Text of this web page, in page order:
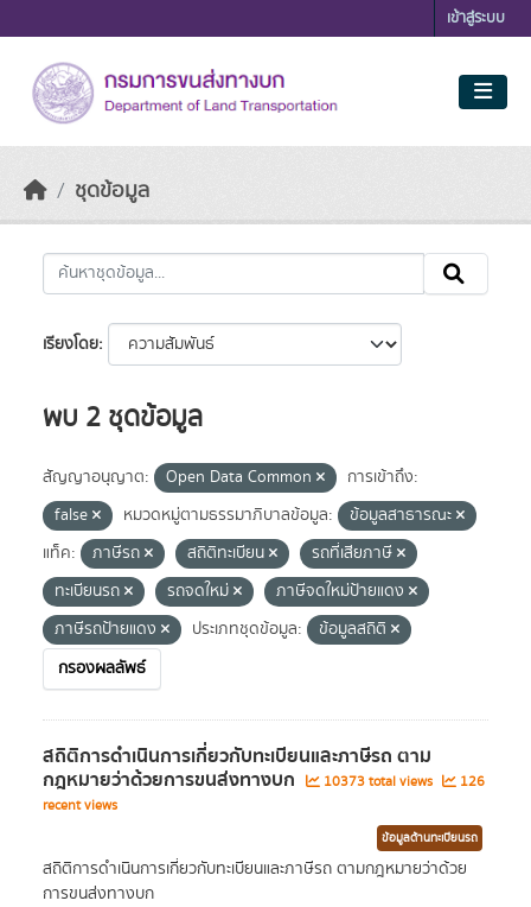
เข้าสู่ระบบ
ชุดข้อมูล
เรียงโดย
พบ 2 ชุดข้อมูล
สัญญาอนุญาต: Open Data Common
การเข้าถึง:
false
หมวดหมู่ตามธรรมาภิบาลข้อมูล:
ข้อมูลสาธารณะ
แท็ค:
ภาษีรถ สถิติทะเบียน
รถที่เสียภาษี
ทะเบียนรถ
รถจดใหม่
ภาษีจดใหม่ป้ายแดง
ภาษีรถป้ายแดง
ประเภทชุดข้อมูล:
ข้อมูลสถิติ
กรองผลลัพธ์
สถิติการดำเนินการเกี่ยวกับทะเบียนและภาษีรถ ตาม
กฎหมายว่าด้วยการขนส่งทางบก 10373 total views
126
recent views
ข้อมูลด้านทะเบียนรถ
สถิติการดำเนินการเกี่ยวกับทะเบียนและภาษีรถ ตามกฎหมายว่าด้วย
การขนส่งทางบก